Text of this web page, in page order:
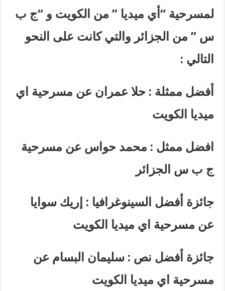
لمسرحية “أي ميديا ” من الكويت و “ج ب
س ” من الجزائر والتي كانت على النحو
التالي :
أفضل ممثلة : حلا عمران عن مسرحية اي
ميديا الكويت
افضل ممثل : محمد حواس عن مسرحية
ج ب س الجزائر
جائزة أفضل السينوغرافيا : إريك سوايا
عن مسرحية اي ميديا الكويت
جائزة أفضل نص : سليمان البسام عن
مسرحية اي ميديا الكويت